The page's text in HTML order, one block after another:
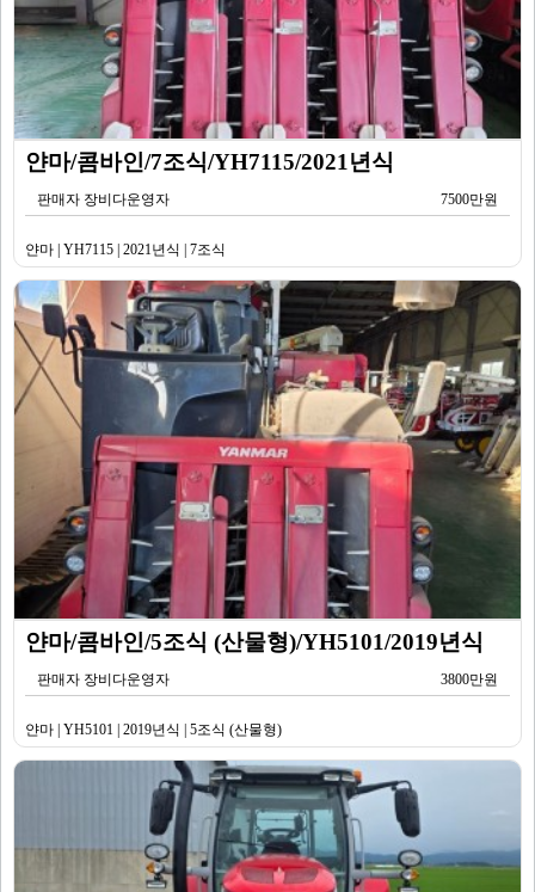
얀마/콤바인/7조식/YH7115/2021년식
판매자 장비다운영자 7500만원
얀마 | YH7115 | 2021년식 | 7조식
얀마/콤바인/5조식 (산물형)/YH5101/2019년식
판매자 장비다운영자 3800만원
얀마 | YH5101 | 2019년식 | 5조식 (산물형)